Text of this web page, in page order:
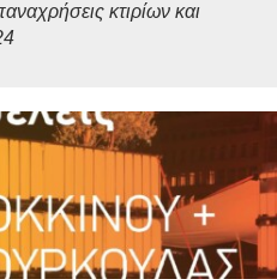
κτιρίων και